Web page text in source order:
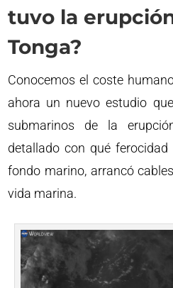
tuvo la
Tonga?
Conocemos el coste
ahora un nuevo estudio
submarinos de la
detallado con qué ferocidad
fondo marino, arrancó
vida marina.